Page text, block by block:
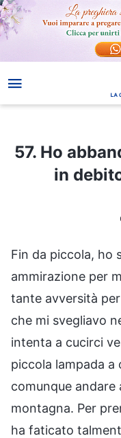
57. Ho
in
Fin da piccola, ho
ammirazione per
tante avversità
che mi svegliavo
intenta a cucirci
piccola lampada a
comunque andare
montagna. Per
ha faticato